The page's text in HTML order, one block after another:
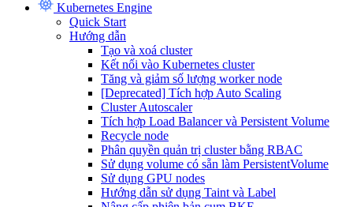
Kubernetes Engine
Quick Start
Hướng dẫn
Tạo và xoá cluster
Kết nối vào Kubernetes cluster
Tăng và giảm số lượng worker node
[Deprecated] Tích hợp Auto Scaling
Cluster Autoscaler
Tích hợp Load Balancer và Persistent Volume
Recycle node
Phân quyền quản trị cluster bằng RBAC
Sử dụng volume có sẵn làm PersistentVolume
Sử dụng GPU nodes
Hướng dẫn sử dụng Taint và Label